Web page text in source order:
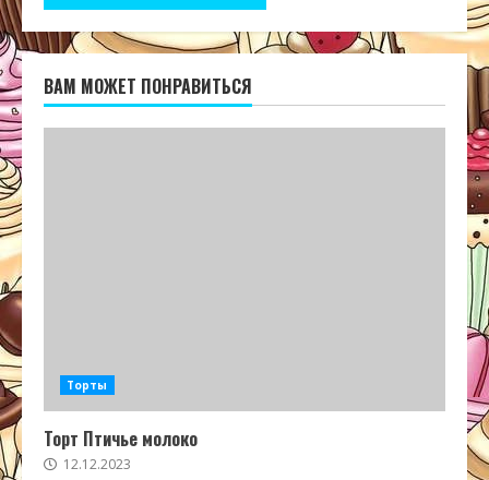
ВАМ МОЖЕТ ПОНРАВИТЬСЯ
Торты
Торт Птичье молоко
12.12.2023